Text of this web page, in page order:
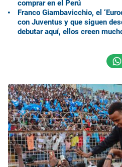
comprar en el Perú
Franco Giambavicchio, el
con Juventus y que siguen
debutar aquí, ellos creen